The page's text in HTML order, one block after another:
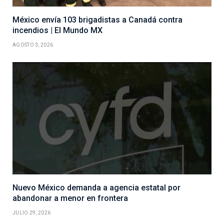
México envía 103 brigadistas a Canadá contra
incendios | El Mundo MX
AGOSTO 3, 2026
Nuevo México demanda a agencia estatal por
abandonar a menor en frontera
JULIO 29, 2026